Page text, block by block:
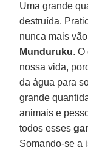
Uma grande
destruída.
nunca mais
Munduruku. O
nossa vida,
da água para
grande
animais e
todos esses
Somando-se a